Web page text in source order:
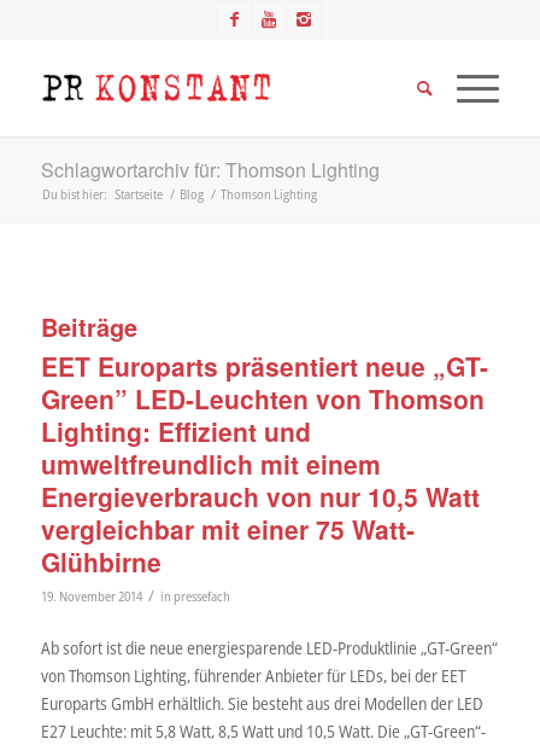
Schlagwortarchiv für: Thomson Lighting
Du bist hier: Startseite / Blog / Thomson Lighting
Beiträge
EET Europarts präsentiert neue „GT-
Green” LED-Leuchten von Thomson
Lighting: Effizient und
umweltfreundlich mit einem
Energieverbrauch von nur 10,5 Watt
vergleichbar mit einer 75 Watt-
Glühbirne
19. November 2014 / in pressefach
Ab sofort ist die neue energiesparende LED-Produktlinie „GT-Green“
von Thomson Lighting, führender Anbieter für LEDs, bei der EET
Europarts GmbH erhältlich. Sie besteht aus drei Modellen der LED
E27 Leuchte: mit 5,8 Watt, 8,5 Watt und 10,5 Watt. Die „GT-Green“-